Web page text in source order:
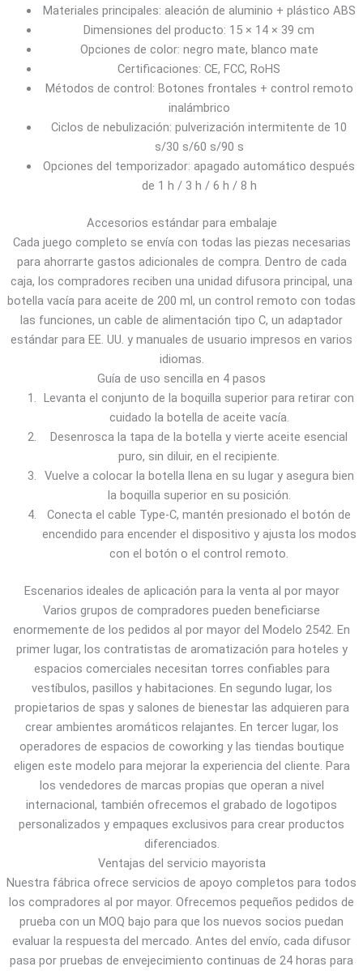
Materiales principales: aleación de aluminio + plástico ABS
Dimensiones del producto: 15 × 14 × 39 cm
Opciones de color: negro mate, blanco mate
Certificaciones: CE, FCC, RoHS
Métodos de control: Botones frontales + control remoto
inalámbrico
Ciclos de nebulización: pulverización intermitente de 10
s/30 s/60 s/90 s
Opciones del temporizador: apagado automático después
de 1 h / 3 h / 6 h / 8 h
Accesorios estándar para embalaje
Cada juego completo se envía con todas las piezas necesarias
para ahorrarte gastos adicionales de compra. Dentro de cada
caja, los compradores reciben una unidad difusora principal, una
botella vacía para aceite de 200 ml, un control remoto con todas
las funciones, un cable de alimentación tipo C, un adaptador
estándar para EE. UU. y manuales de usuario impresos en varios
idiomas.
Guía de uso sencilla en 4 pasos
Levanta el conjunto de la boquilla superior para retirar con
cuidado la botella de aceite vacía.
Desenrosca la tapa de la botella y vierte aceite esencial
puro, sin diluir, en el recipiente.
Vuelve a colocar la botella llena en su lugar y asegura bien
la boquilla superior en su posición.
Conecta el cable Type-C, mantén presionado el botón de
encendido para encender el dispositivo y ajusta los modos
con el botón o el control remoto.
Escenarios ideales de aplicación para la venta al por mayor
Varios grupos de compradores pueden beneficiarse
enormemente de los pedidos al por mayor del Modelo 2542. En
primer lugar, los contratistas de aromatización para hoteles y
espacios comerciales necesitan torres confiables para
vestíbulos, pasillos y habitaciones. En segundo lugar, los
propietarios de spas y salones de bienestar las adquieren para
crear ambientes aromáticos relajantes. En tercer lugar, los
operadores de espacios de coworking y las tiendas boutique
eligen este modelo para mejorar la experiencia del cliente. Para
los vendedores de marcas propias que operan a nivel
internacional, también ofrecemos el grabado de logotipos
personalizados y empaques exclusivos para crear productos
diferenciados.
Ventajas del servicio mayorista
Nuestra fábrica ofrece servicios de apoyo completos para todos
los compradores al por mayor. Ofrecemos pequeños pedidos de
prueba con un MOQ bajo para que los nuevos socios puedan
evaluar la respuesta del mercado. Antes del envío, cada difusor
pasa por pruebas de envejecimiento continuas de 24 horas para